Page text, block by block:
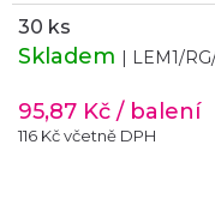
30 ks
Skladem | LEM1/
95,87 Kč / balení
116 Kč včetně DPH